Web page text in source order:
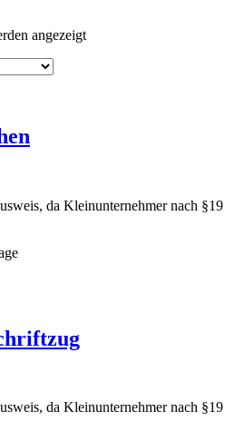
angezeigt
da Kleinunternehmer nach §19
da Kleinunternehmer nach §19